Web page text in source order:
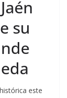
su
este